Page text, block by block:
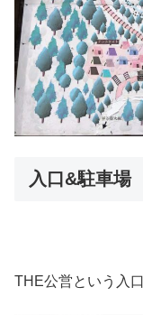
入口&駐車場
THE公営という入